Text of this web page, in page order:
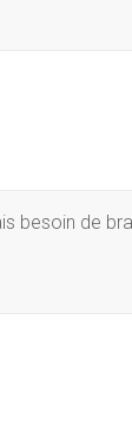
besoin de